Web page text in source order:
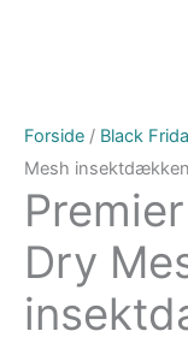
Forside / Black
Mesh
Dry